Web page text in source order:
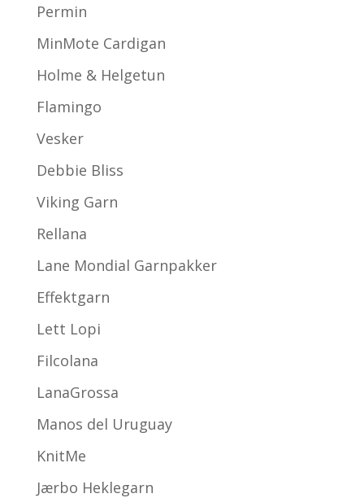
Permin
MinMote Cardigan
Holme & Helgetun
Flamingo
Vesker
Debbie Bliss
Viking Garn
Rellana
Lane Mondial Garnpakker
Effektgarn
Lett Lopi
Filcolana
LanaGrossa
Manos del Uruguay
KnitMe
Jærbo Heklegarn